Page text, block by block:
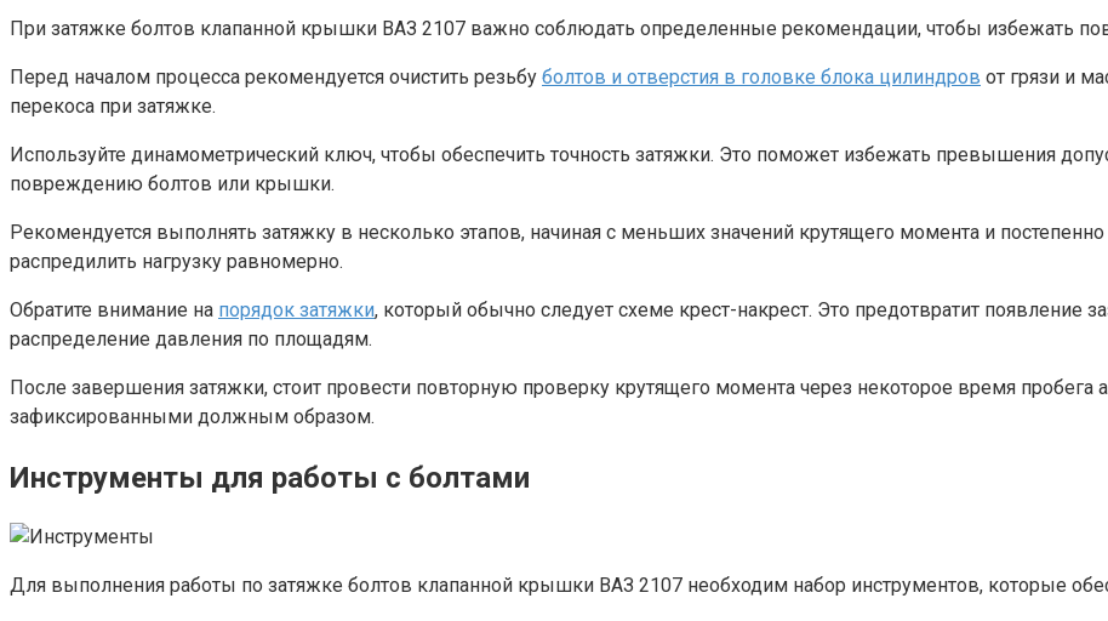
При затяжке болтов клапанной крышки ВАЗ 2107 важно соблюдать определенные рекомендации, чтобы избежать
Перед началом процесса рекомендуется очистить резьбу болтов и отверстия в головке блока цилиндров от грязи и
перекоса при затяжке.
Используйте динамометрический ключ, чтобы обеспечить точность затяжки. Это поможет избежать превышения
повреждению болтов или крышки.
Рекомендуется выполнять затяжку в несколько этапов, начиная с меньших значений крутящего момента и
распредилить нагрузку равномерно.
Обратите внимание на порядок затяжки, который обычно следует схеме крест-накрест. Это предотвратит появление
распределение давления по площадям.
После завершения затяжки, стоит провести повторную проверку крутящего момента через некоторое время пробега
зафиксированными должным образом.
Инструменты для работы с болтами
Для выполнения работы по затяжке болтов клапанной крышки ВАЗ 2107 необходим набор инструментов, которые